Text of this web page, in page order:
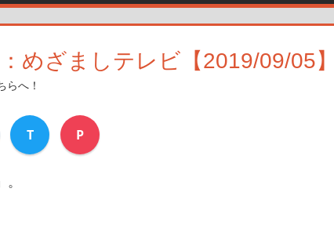
めざましテレビ【2019/09/05
らへ！
T P
。